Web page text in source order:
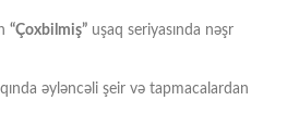
“Çoxbilmiş” uşaq seriyasında nəşr
əyləncəli şeir və tapmacalardan